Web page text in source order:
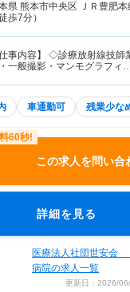
県 熊本市中央区 ＪＲ豊肥本
徒歩7分）
仕事内容】 ◇診療放射線技師
一般撮影・マンモグラフィ
車通勤可 残業少な
この求人を問い合
詳細を見る
医療法人社団世安会
病院の求人一覧
更新日：2026/